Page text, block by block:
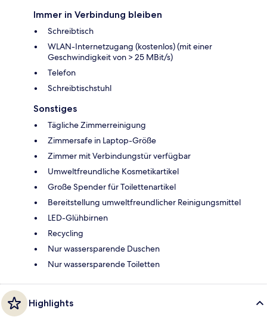
Immer in Verbindung bleiben
Schreibtisch
WLAN-Internetzugang (kostenlos) (mit einer
Geschwindigkeit von > 25 MBit/s)
Telefon
Schreibtischstuhl
Sonstiges
Tägliche Zimmerreinigung
Zimmersafe in Laptop-Größe
Zimmer mit Verbindungstür verfügbar
Umweltfreundliche Kosmetikartikel
Große Spender für Toilettenartikel
Bereitstellung umweltfreundlicher Reinigungsmittel
LED-Glühbirnen
Recycling
Nur wassersparende Duschen
Nur wassersparende Toiletten
Highlights